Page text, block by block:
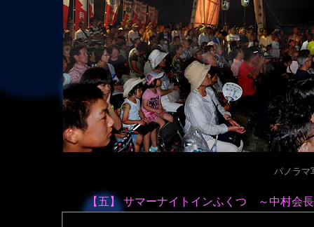
パノラマ
【五】 サマーナイトインふくつ ～中村会